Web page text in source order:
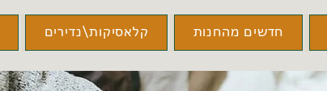
חדשים מהחנות קלאסיקות\נדירים